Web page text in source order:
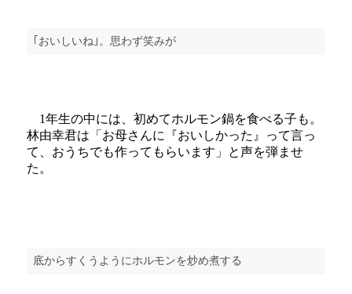
｢おいしいね｣。思わず笑みが
1年生の中には、初めてホルモン鍋を食べる子も。
林由幸君は「お母さんに『おいしかった』って言っ
て、おうちでも作ってもらいます」と声を弾ませ
た。
底からすくうようにホルモンを炒め煮する